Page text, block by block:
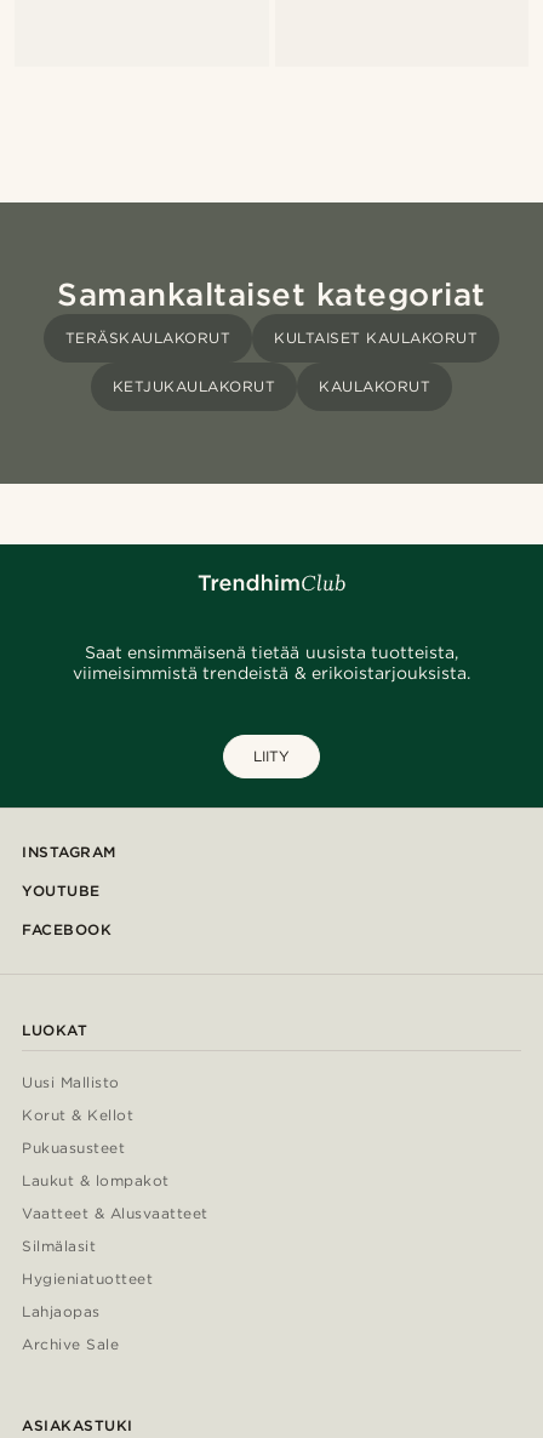
Samankaltaiset kategoriat
TERÄSKAULAKORUT KULTAISET KAULAKORUT
KETJUKAULAKORUT KAULAKORUT
Saat ensimmäisenä tietää uusista tuotteista,
viimeisimmistä trendeistä & erikoistarjouksista.
LIITY
INSTAGRAM
YOUTUBE
FACEBOOK
LUOKAT
Uusi Mallisto
Korut & Kellot
Pukuasusteet
Laukut & lompakot
Vaatteet & Alusvaatteet
Silmälasit
Hygieniatuotteet
Lahjaopas
Archive Sale
ASIAKASTUKI